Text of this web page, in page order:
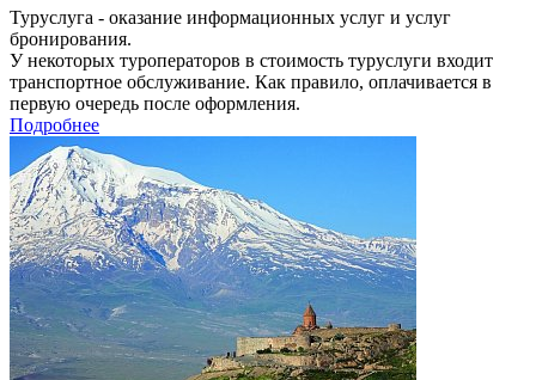
Туруслуга - оказание информационных услуг и услуг
бронирования.
У некоторых туроператоров в стоимость туруслуги входит
транспортное обслуживание. Как правило, оплачивается в
первую очередь после оформления.
Подробнее